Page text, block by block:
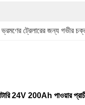
ভ্রমণের ট্রেলারের জন্য গভীর
24V 200Ah পাওয়ার